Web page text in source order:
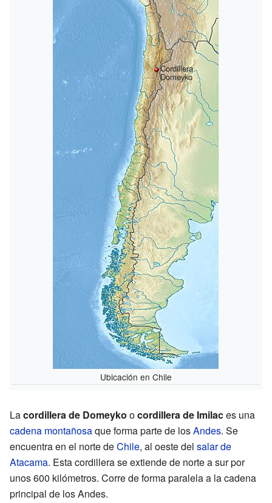
Cordillera
Domeyko
Ubicación en Chile
Lacordillera de Domeyko ocordillera de Imilaces una
cadena montañosaque forma parte de losAndes. Se
encuentra en el norte deChile, al oeste del salar de
Atacama. Esta cordillera se extiende de norte a sur por
unos 600 kilómetros. Corre de forma paralela a la cadena
principal de los Andes.